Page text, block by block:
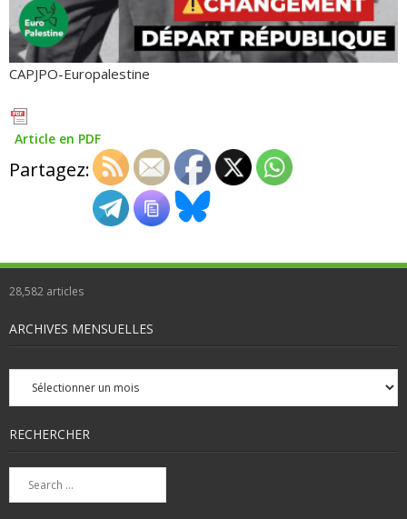
CAPJPO-Europalestine
Article en PDF
Partagez:
28,582 articles
ARCHIVES MENSUELLES
Archives
mensuelles
RECHERCHER